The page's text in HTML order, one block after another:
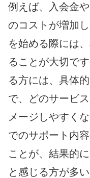
例えば、入会金
のコストが増加
を始める際には
ることが大切で
る方には、具体
で、どのサービ
メージしやすく
でのサポート内
ことが、結果的
と感じる方が多